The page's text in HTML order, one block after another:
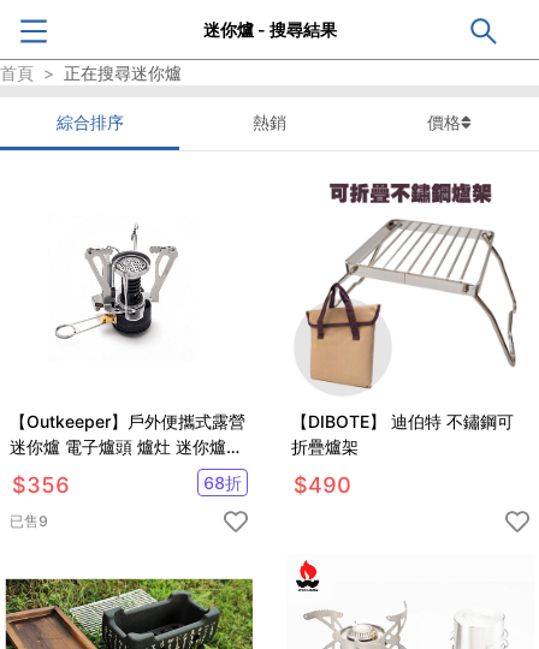
迷你爐 - 搜尋結果
首頁 > 正在搜尋迷你爐
綜合排序 熱銷 價格
【Outkeeper】戶外便攜式露營
迷你爐 電子爐頭 爐灶 迷你爐頭
瓦斯爐 點火器 露營爐 迷你快煮
爐
$356 68折
已售9
【DIBOTE】 迪伯特 不鏽鋼可
折疊爐架
$490